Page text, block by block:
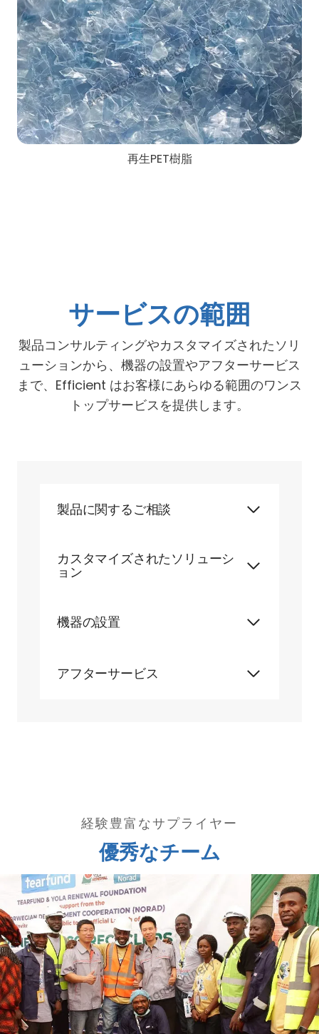
再生PET樹脂
サービスの範囲
製品コンサルティングやカスタマイズされたソリ
ューションから、機器の設置やアフターサービス
まで、Efficient はお客様にあらゆる範囲のワンス
トップサービスを提供します。
製品に関するご相談
カスタマイズされたソリューシ
ョン
機器の設置
アフターサービス
経験豊富なサプライヤー
優秀なチーム